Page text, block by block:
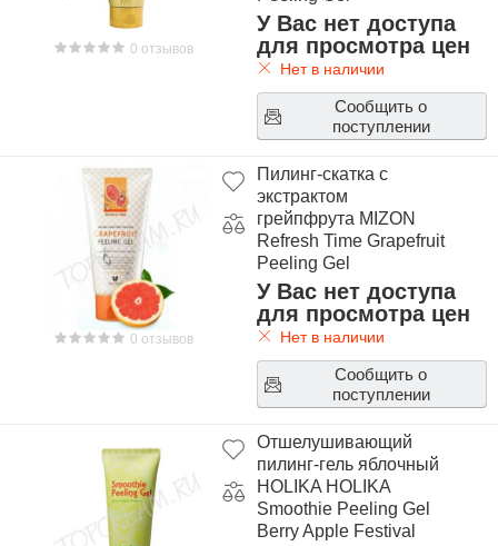
0 отзывов
У Вас нет доступа
для просмотра цен
Нет в наличии
Сообщить о
поступлении
0 отзывов
Пилинг-скатка с
экстрактом
грейпфрута MIZON
Refresh Time Grapefruit
Peeling Gel
У Вас нет доступа
для просмотра цен
Нет в наличии
Сообщить о
поступлении
Отшелушивающий
пилинг-гель яблочный
HOLIKA HOLIKA
Smoothie Peeling Gel
Berry Apple Festival